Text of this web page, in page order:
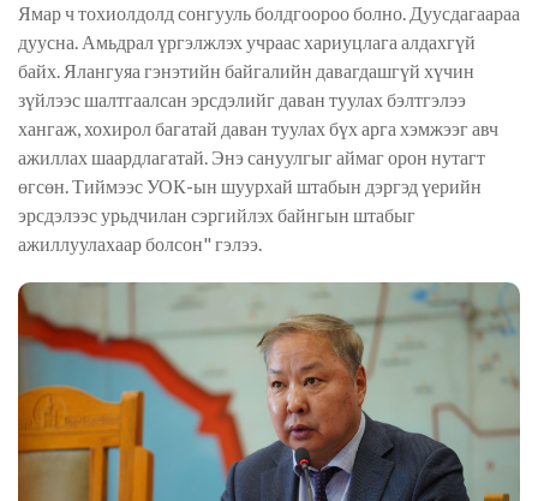
Ямар ч тохиолдолд сонгууль болдгоороо болно. Дуусдагаараа
дуусна. Амьдрал үргэлжлэх учраас хариуцлага алдахгүй
байх. Ялангуяа гэнэтийн байгалийн давагдашгүй хүчин
зүйлээс шалтгаалсан эрсдэлийг даван туулах бэлтгэлээ
хангаж, хохирол багатай даван туулах бүх арга хэмжээг авч
ажиллах шаардлагатай. Энэ сануулгыг аймаг орон нутагт
өгсөн. Тиймээс УОК-ын шуурхай штабын дэргэд үерийн
эрсдэлээс урьдчилан сэргийлэх байнгын штабыг
ажиллуулахаар болсон" гэлээ.